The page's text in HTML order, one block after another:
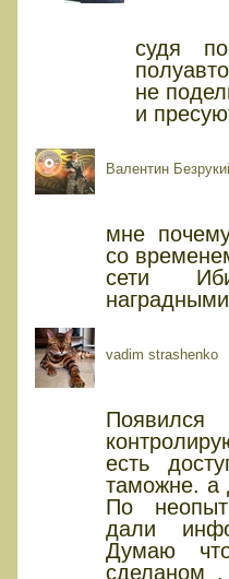
судя
не
и
Валентин
мне
со
сети
vadim strashenko
есть
таможне. а
По
дали
Думаю
сделаном